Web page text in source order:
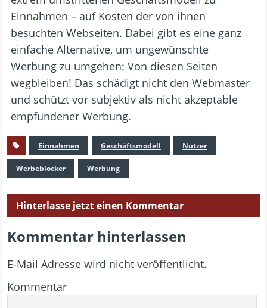
Einnahmen – auf Kosten der von ihnen
besuchten Webseiten. Dabei gibt es eine ganz
einfache Alternative, um ungewünschte
Werbung zu umgehen: Von diesen Seiten
wegbleiben! Das schädigt nicht den Webmaster
und schützt vor subjektiv als nicht akzeptable
empfundener Werbung.
Einnahmen Geschäftsmodell Nutzer
Werbeblocker Werbung
Hinterlasse jetzt einen Kommentar
Kommentar hinterlassen
E-Mail Adresse wird nicht veröffentlicht.
Kommentar